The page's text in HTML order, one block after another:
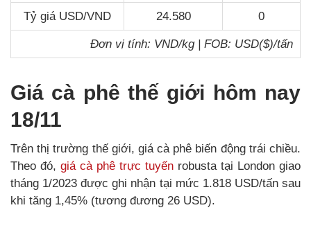
Tỷ giá USD/VND 24.580 0
Đơn vị tính: VND/kg | FOB: USD($)/tấn
Giá cà phê thế giới hôm nay
18/11
Trên thị trường thế giới, giá cà phê biến động trái chiều.
Theo đó, giá cà phê trực tuyến robusta tại London giao
tháng 1/2023 được ghi nhận tại mức 1.818 USD/tấn sau
khi tăng 1,45% (tương đương 26 USD).